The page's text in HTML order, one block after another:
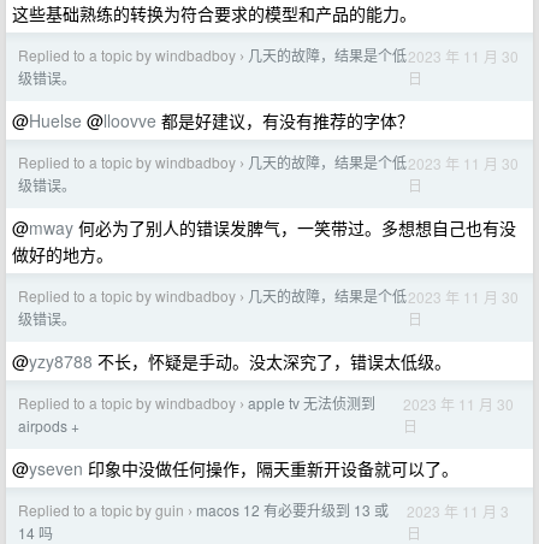
这些基础熟练的转换为符合要求的模型和产品的能力。
Replied to a topic by windbadboy › 几天的故障，结果是个低
级错误。
2023 年 11 月 30
日
@Huelse @lloovve 都是好建议，有没有推荐的字体？
Replied to a topic by windbadboy › 几天的故障，结果是个低
级错误。
2023 年 11 月 30
日
@mway 何必为了别人的错误发脾气，一笑带过。多想想自己也有没
做好的地方。
Replied to a topic by windbadboy › 几天的故障，结果是个低
级错误。
2023 年 11 月 30
日
@yzy8788 不长，怀疑是手动。没太深究了，错误太低级。
Replied to a topic by windbadboy › apple tv 无法侦测到
airpods +
2023 年 11 月 30
日
@yseven 印象中没做任何操作，隔天重新开设备就可以了。
Replied to a topic by guin › macos 12 有必要升级到 13 或
14 吗
2023 年 11 月 3
日